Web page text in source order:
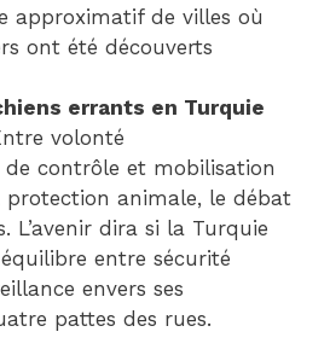
approximatif de villes où
ont été découverts
errants en Turquie
volonté
contrôle et mobilisation
animale, le débat
L’avenir dira si la Turquie
entre sécurité
envers ses
pattes des rues.